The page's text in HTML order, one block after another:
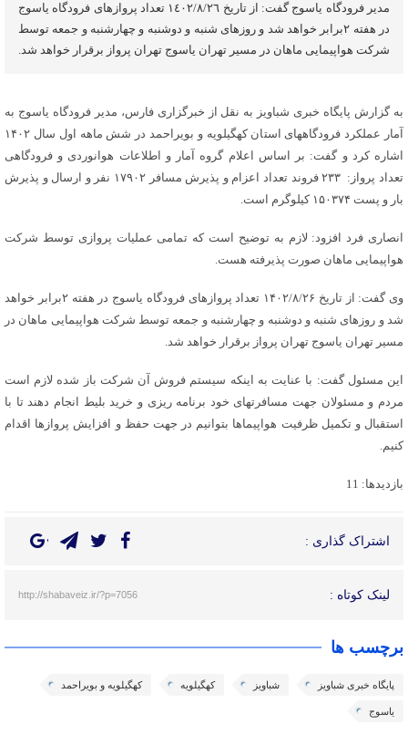
مدیر فرودگاه یاسوج گفت: از تاریخ ١٤٠٢/٨/٢٦ تعداد پروازهاى فرودگاه یاسوج
در هفته ٢برابر خواهد شد و روزهاى شنبه و دوشنبه و چهارشنبه و جمعه توسط
شرکت هواپیمایى ماهان در مسیر تهران یاسوج تهران پرواز برقرار خواهد شد.
به گزارش پایگاه خبری شباویز به نقل از خبرگزاری فارس، مدیر فرودگاه یاسوج به
آمار عملکرد فرودگاههاى استان کهگیلویه و بویراحمد در شش ماهه اول سال ١۴٠٢
اشاره کرد و گفت: بر اساس اعلام گروه آمار و اطلاعات هوانوردى و فرودگاهى
تعداد پرواز: ٢٣٣ فروند تعداد اعزام و پذیرش مسافر ١٧٩٠٢ نفر و ارسال و پذیرش
بار و پست ١۵٠٣٧۴ کیلوگرم است.
انصاری فرد افزود: لازم به توضیح است که تمامى عملیات پروازى توسط شرکت
هواپیمایى ماهان صورت پذیرفته هست.
وی گفت: از تاریخ ١۴٠٢/٨/٢۶ تعداد پروازهاى فرودگاه یاسوج در هفته ٢برابر خواهد
شد و روزهاى شنبه و دوشنبه و چهارشنبه و جمعه توسط شرکت هواپیمایى ماهان در
مسیر تهران یاسوج تهران پرواز برقرار خواهد شد.
این مسئول گفت: با عنایت به اینکه سیستم فروش آن شرکت باز شده لازم است
مردم و مسئولان جهت مسافرتهاى خود برنامه ریزى و خرید بلیط انجام دهند تا با
استقبال و تکمیل ظرفیت هواپیماها بتوانیم در جهت حفظ و افزایش پروازها اقدام
کنیم.
بازدیدها: 11
اشتراک گذاری :
لینک کوتاه : http://shabaveiz.ir/?p=7056
برچسب ها
پایگاه خبری شباویز شباویز کهگیلویه کهگیلویه و بویراحمد
یاسوج